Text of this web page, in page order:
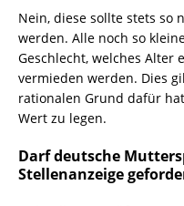
Nein, diese sollte stets so
werden. Alle noch so
Geschlecht, welches Alter
vermieden werden. Dies
rationalen Grund dafür
Wert zu legen.
Darf deutsche
Stellenanzeige